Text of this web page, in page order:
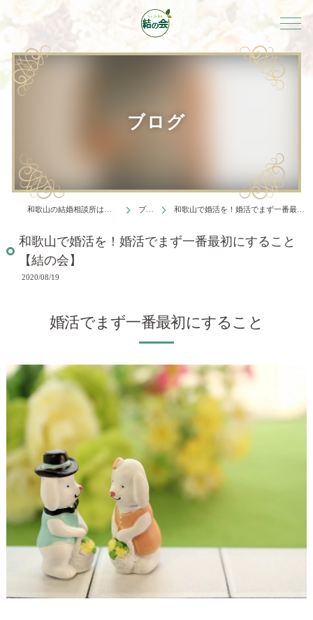
ブログ
ブログ 和歌山で婚活を！婚活でまず一番最初にすること【結の会】
和歌山で婚活を！婚活でまず一番最初にすること
【結の会】
2020/08/19
婚活でまず一番最初にすること